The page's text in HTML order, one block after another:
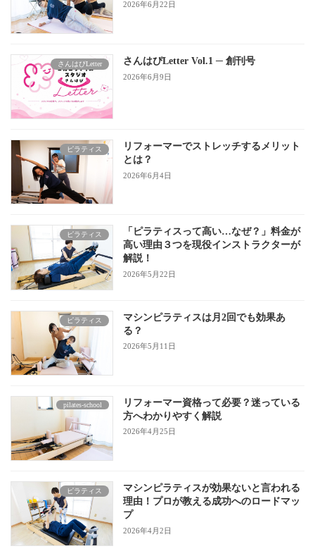
2026年6月22日
さんはぴLetter さんはぴLetter Vol.1 ─ 創刊号
2026年6月9日
ピラティス
リフォーマーでストレッチするメリット
とは？
2026年6月4日
ピラティス
「ピラティスって高い…なぜ？」料金が
高い理由３つを現役インストラクターが
解説！
2026年5月22日
ピラティス
マシンピラティスは月2回でも効果あ
る？
2026年5月11日
pilates-school
リフォーマー資格って必要？迷っている
方へわかりやすく解説
2026年4月25日
ピラティス
マシンピラティスが効果ないと言われる
理由！プロが教える成功へのロードマッ
プ
2026年4月2日